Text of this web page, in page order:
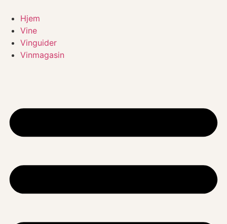
indhold
Hjem
Vine
Vinguider
Vinmagasin